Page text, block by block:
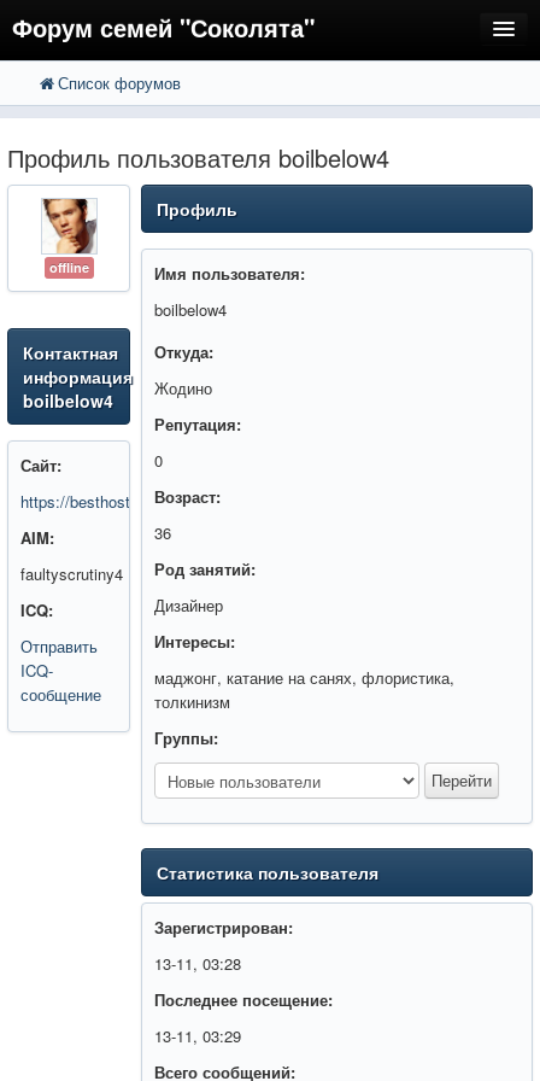
Форум семей "Соколята"
FAQ
Регистрация
Вход
Список форумов
Профиль пользователя boilbelow4
offline
Контактная
информация
boilbelow4
Сайт:
https://besthost.by/virtualhosting/
AIM:
faultyscrutiny4
ICQ:
Отправить
ICQ-
сообщение
Профиль
Имя пользователя:
boilbelow4
Откуда:
Жодино
Репутация:
0
Возраст:
36
Род занятий:
Дизайнер
Интересы:
маджонг, катание на санях, флористика,
толкинизм
Группы:
Статистика пользователя
Зарегистрирован:
13-11, 03:28
Последнее посещение:
13-11, 03:29
Всего сообщений: